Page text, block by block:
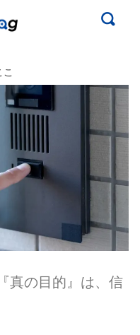
真の目的』は、信